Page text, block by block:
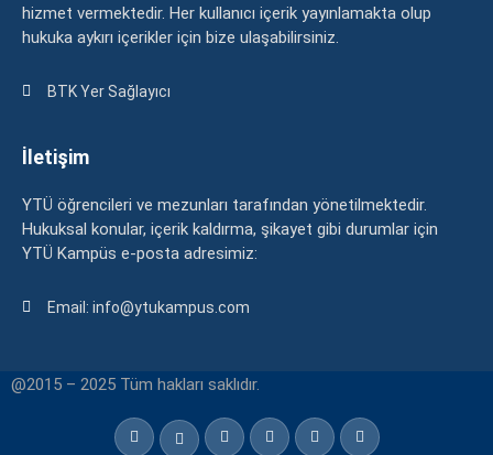
hizmet vermektedir. Her kullanıcı içerik yayınlamakta olup
hukuka aykırı içerikler için bize ulaşabilirsiniz.
BTK Yer Sağlayıcı
İletişim
YTÜ öğrencileri ve mezunları tarafından yönetilmektedir.
Hukuksal konular, içerik kaldırma, şikayet gibi durumlar için
YTÜ Kampüs e-posta adresimiz:
Email: info@ytukampus.com
@2015 – 2025 Tüm hakları saklıdır.